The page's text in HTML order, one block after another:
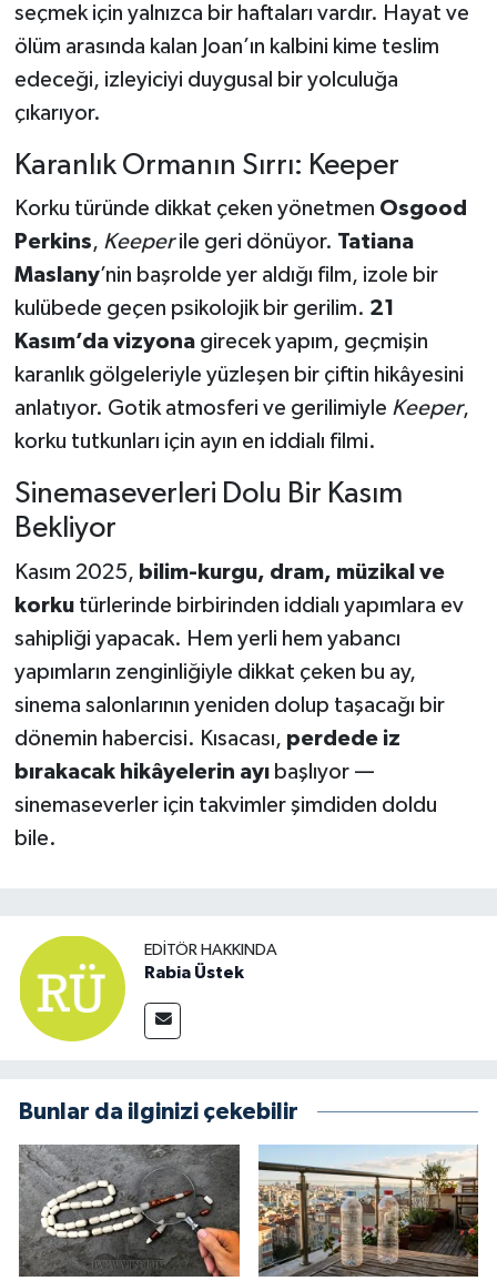
seçmek için yalnızca bir haftaları vardır. Hayat ve
ölüm arasında kalan Joan’ın kalbini kime teslim
edeceği, izleyiciyi duygusal bir yolculuğa
çıkarıyor.
Karanlık Ormanın Sırrı: Keeper
Korku türünde dikkat çeken yönetmen Osgood
Perkins, Keeperile geri dönüyor. Tatiana
Maslany’nin başrolde yer aldığı film, izole bir
kulübede geçen psikolojik bir gerilim. 21
Kasım’da vizyonagirecek yapım, geçmişin
karanlık gölgeleriyle yüzleşen bir çiftin hikâyesini
anlatıyor. Gotik atmosferi ve gerilimiyle Keeper,
korku tutkunları için ayın en iddialı filmi.
Sinemaseverleri Dolu Bir Kasım
Bekliyor
Kasım 2025, bilim-kurgu, dram, müzikal ve
korkutürlerinde birbirinden iddialı yapımlara ev
sahipliği yapacak. Hem yerli hem yabancı
yapımların zenginliğiyle dikkat çeken bu ay,
sinema salonlarının yeniden dolup taşacağı bir
dönemin habercisi. Kısacası, perdede iz
bırakacak hikâyelerin ayıbaşlıyor —
sinemaseverler için takvimler şimdiden doldu
bile.
EDITÖR HAKKINDA
Rabia Üstek
Bunlar da ilginizi çekebilir